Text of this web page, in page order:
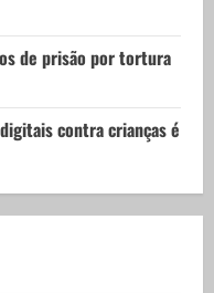
de prisão por tortura
contra crianças é